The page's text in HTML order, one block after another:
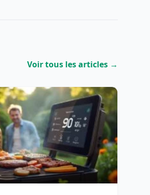
Voir tous les articles →